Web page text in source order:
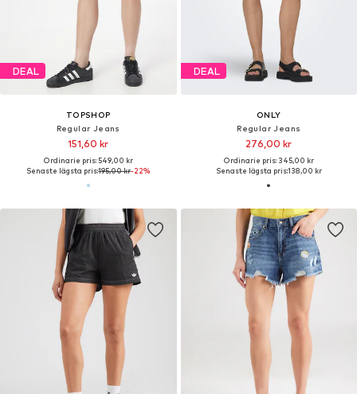
DEAL
TOPSHOP
Regular Jeans
151,60 kr
Ordinarie pris: 549,00 kr
Senaste lägsta pris:195,00 kr-22%
DEAL
ONLY
Regular Jeans
276,00 kr
Ordinarie pris: 345,00 kr
Senaste lägsta pris:138,00 kr